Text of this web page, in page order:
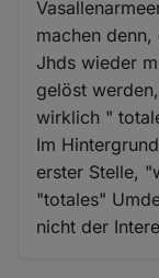
machen
Jhds wieder
gelöst
wirklich "
Im
erster Stelle,
"totales"
nicht der